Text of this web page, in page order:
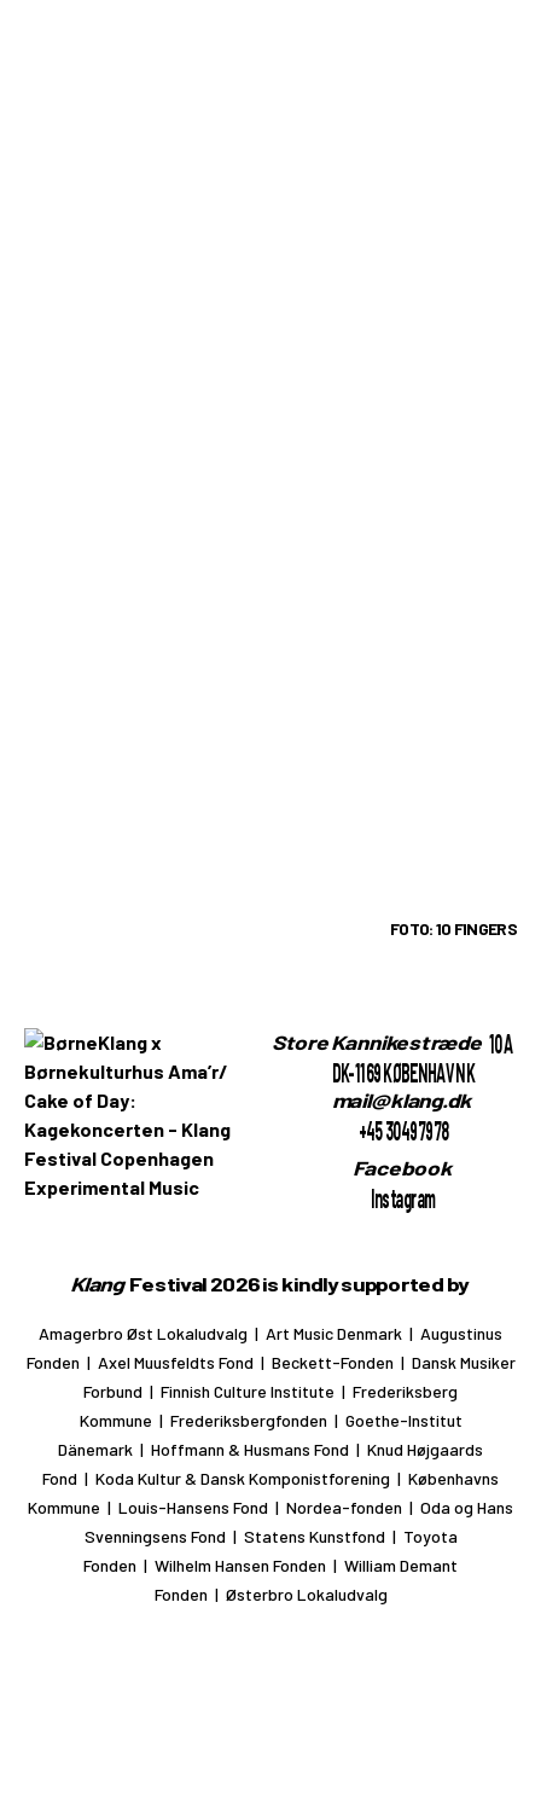
FOTO: 10 FINGERS
Store Kannikestræde 10A
DK-1169 KØBENHAVN K
mail@klang.dk
+45 30497978
Facebook
Instagram
KlangFestival 2026 is kindly supported by
Amagerbro Øst Lokaludvalg | Art Music Denmark | Augustinus
Fonden | Axel Muusfeldts Fond | Beckett-Fonden | Dansk Musiker
Forbund | Finnish Culture Institute | Frederiksberg
Kommune | Frederiksbergfonden | Goethe-Institut
Dänemark | Hoffmann & Husmans Fond | Knud Højgaards
Fond | Koda Kultur & Dansk Komponistforening | Københavns
Kommune | Louis-Hansens Fond | Nordea-fonden | Oda og Hans
Svenningsens Fond | Statens Kunstfond | Toyota
Fonden | Wilhelm Hansen Fonden | William Demant
Fonden | Østerbro Lokaludvalg